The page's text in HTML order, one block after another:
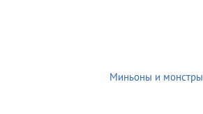
Миньоны и монстры